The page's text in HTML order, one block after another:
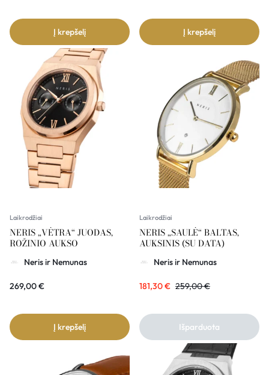
Į krepšelį Į krepšelį
Laikrodžiai
NERIS „VĖTRA“ JUODAS,
ROŽINIO AUKSO
Neris ir Nemunas
269,00€
Į krepšelį
Laikrodžiai
NERIS „SAULĖ“ BALTAS,
AUKSINIS (SU DATA)
Neris ir Nemunas
181,30€ 259,00€
Išparduota